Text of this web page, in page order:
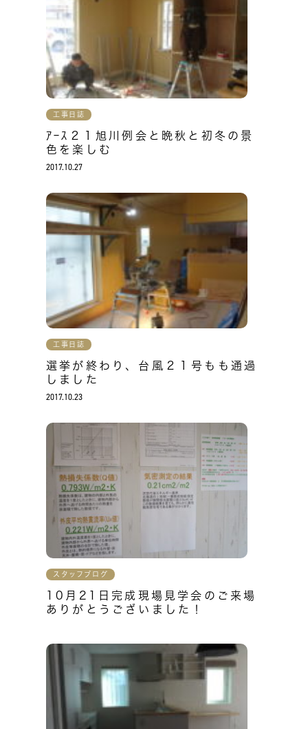
工事日誌
ｱｰｽ２１旭川例会と晩秋と初冬の景
色を楽しむ
2017.10.27
工事日誌
選挙が終わり、台風２１号もも通過
しました
2017.10.23
スタッフブログ
10月21日完成現場見学会のご来場
ありがとうございました！